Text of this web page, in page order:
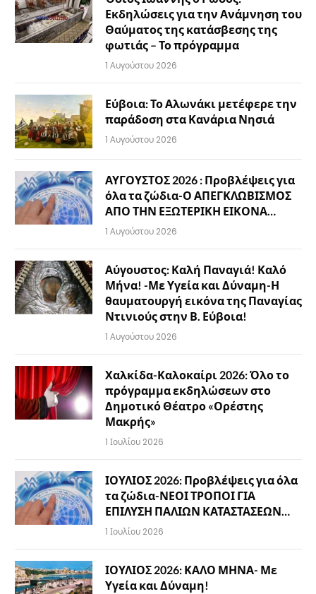
Εκδηλώσεις για την Ανάμνηση του
Θαύματος της κατάσβεσης της
φωτιάς – Το πρόγραμμα
1 Αυγούστου 2026
Εύβοια: Το Αλωνάκι μετέφερε την
παράδοση στα Κανάρια Νησιά
1 Αυγούστου 2026
ΑΥΓΟΥΣΤΟΣ 2026 : Προβλέψεις για
όλα τα ζώδια-Ο ΑΠΕΓΚΛΩΒΙΣΜΟΣ
ΑΠΟ ΤΗΝ ΕΞΩΤΕΡΙΚΗ ΕΙΚΟΝΑ…
1 Αυγούστου 2026
Αύγουστος: Καλή Παναγιά! Καλό
Μήνα! -Με Υγεία και Δύναμη-Η
θαυματουργή εικόνα της Παναγίας
Ντινιούς στην Β. Εύβοια!
1 Αυγούστου 2026
Χαλκίδα-Καλοκαίρι 2026: Όλο το
πρόγραμμα εκδηλώσεων στο
Δημοτικό Θέατρο «Ορέστης
Μακρής»
1 Ιουλίου 2026
ΙΟΥΛΙΟΣ 2026: Προβλέψεις για όλα
τα ζώδια-ΝΕΟΙ ΤΡΟΠΟΙ ΓΙΑ
ΕΠΙΛΥΣΗ ΠΑΛΙΩΝ ΚΑΤΑΣΤΑΣΕΩΝ…
1 Ιουλίου 2026
ΙΟΥΛΙΟΣ 2026: ΚΑΛΟ ΜΗΝΑ- Με
Υγεία και Δύναμη!